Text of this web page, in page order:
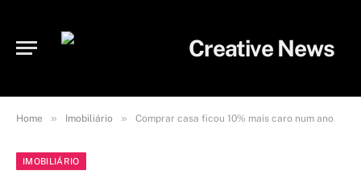
Home » Imobiliário » Comprar casa ficou 10% mais caro num ano
IMOBILIÁRIO